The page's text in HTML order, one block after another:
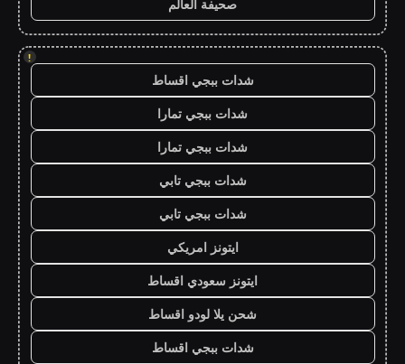
صحيفة العالم
!
شدات ببجي اقساط
شدات ببجي تمارا
شدات ببجي تمارا
شدات ببجي تابي
شدات ببجي تابي
ايتونز امريكي
ايتونز سعودي اقساط
شحن يلا لودو اقساط
شدات ببجي اقساط